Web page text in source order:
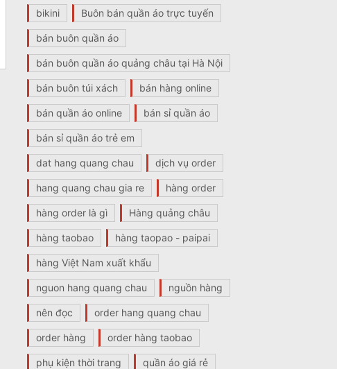
bikini Buôn bán quần áo trực tuyến
bán buôn quần áo
bán buôn quần áo quảng châu tại Hà Nội
bán buôn túi xách bán hàng online
bán quần áo online bán sỉ quần áo
bán sỉ quần áo trẻ em
dat hang quang chau dịch vụ order
hang quang chau gia re hàng order
hàng order là gì Hàng quảng châu
hàng taobao hàng taopao - paipai
hàng Việt Nam xuất khẩu
nguon hang quang chau nguồn hàng
nên đọc order hang quang chau
order hàng order hàng taobao
phụ kiện thời trang quần áo giá rẻ